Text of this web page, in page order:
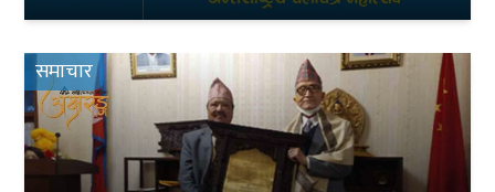
समाचार